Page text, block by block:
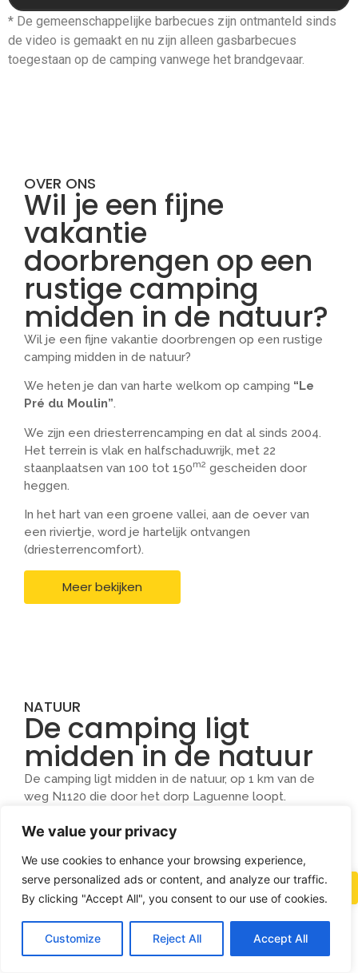
We value your privacy
We use cookies to enhance your browsing experience,
serve personalized ads or content, and analyze our traffic.
By clicking "Accept All", you consent to our use of cookies.
Customize Reject All Accept All
* De gemeenschappelijke barbecues zijn ontmanteld sinds
de video is gemaakt en nu zijn alleen gasbarbecues
toegestaan op de camping vanwege het brandgevaar.
OVER ONS
Wil je een fijne
vakantie
doorbrengen op een
rustige camping
midden in de natuur?
Wil je een fijne vakantie doorbrengen op een rustige
camping midden in de natuur?
We heten je dan van harte welkom op camping “Le
Pré du Moulin”.
We zijn een driesterrencamping en dat al sinds 2004.
Het terrein is vlak en halfschaduwrijk, met 22
staanplaatsen van 100 tot 150m2 gescheiden door
heggen.
In het hart van een groene vallei, aan de oever van
een riviertje, word je hartelijk ontvangen
(driesterrencomfort).
Meer bekijken
NATUUR
De camping ligt
midden in de natuur
De camping ligt midden in de natuur, op 1 km van de
weg N1120 die door het dorp Laguenne loopt.
De Engelse eigenaren kunnen je voor en tijdens je
verblijf alle informatie geven die je nodig hebt in het
Engels of Frans.
De camping ligt op 300 meter hoogte.
Er is een grote supermarkt in de buurt (in Laguenne
Bij de receptie van de camping is een telefooncel
beschikbaar. Elektriciteit (6A) is beschikbaar op alle